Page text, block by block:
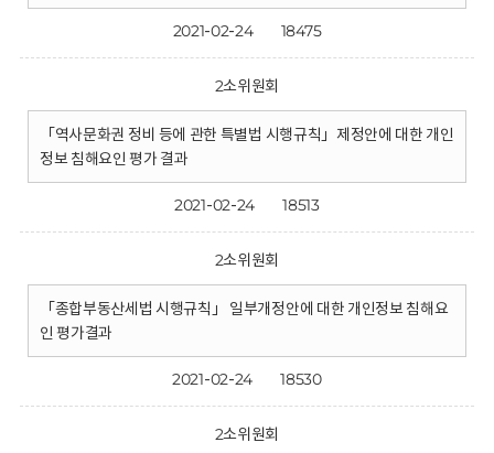
2021-02-24 18475
2소위원회
「역사문화권 정비 등에 관한 특별법 시행규칙」제정안에 대한 개인
정보 침해요인 평가 결과
2021-02-24 18513
2소위원회
「종합부동산세법 시행규칙」 일부개정안에 대한 개인정보 침해요
인 평가결과
2021-02-24 18530
2소위원회